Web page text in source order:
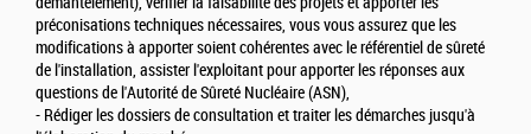
préconisations techniques nécessaires, vous vous assurez que les
modifications à apporter soient cohérentes avec le référentiel de sûreté
de l'installation, assister l'exploitant pour apporter les réponses aux
questions de l'Autorité de Sûreté Nucléaire (ASN),
- Rédiger les dossiers de consultation et traiter les démarches jusqu'à